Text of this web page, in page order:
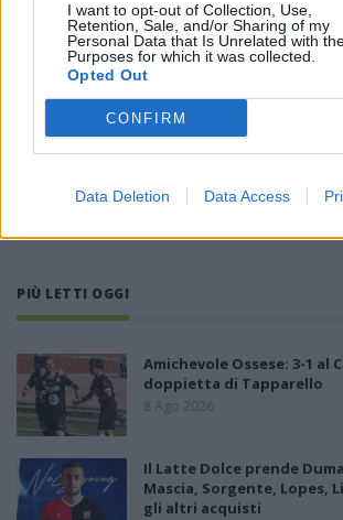
I want to opt-out of Collection, Use,
Retention, Sale, and/or Sharing of my
Personal Data that Is Unrelated with
Purposes for which it was collected.
Opted Out
CONFIRM
Data Deletion Data Access
PIÙ LETTI OGGI
Amichevole Ossese: 3-1 al
doppietta di Tapparello
8 Ago 2026
Il Latte Dolce prende
Mascia, Sorgente, Lopes,
gli altri acquisti